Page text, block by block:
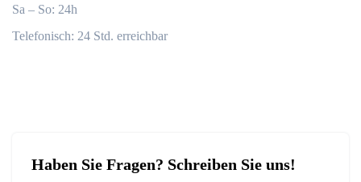
Sa – So: 24h
Telefonisch: 24 Std. erreichbar
Haben Sie Fragen? Schreiben Sie uns!